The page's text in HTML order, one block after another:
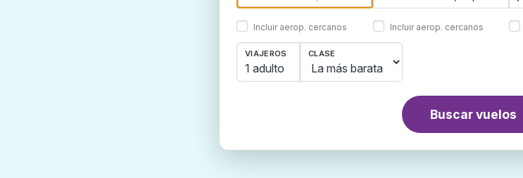
Incluir aerop. cercanos Incluir aerop. cercanos
VIAJEROS
1 adulto
CLASE
Buscar vuelos